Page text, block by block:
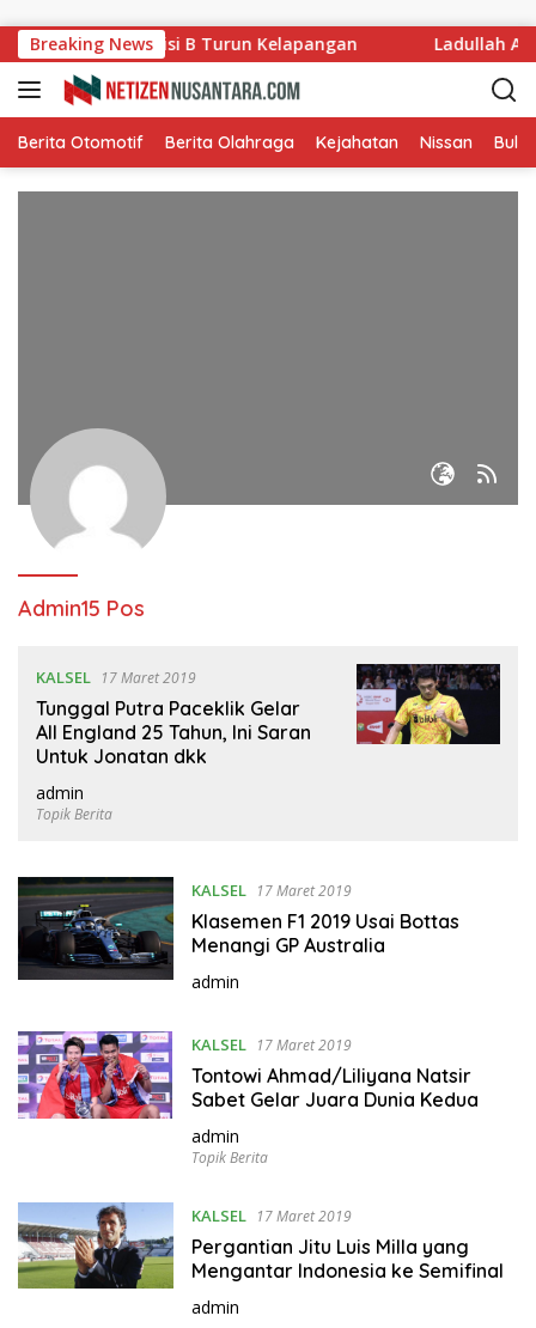
Breaking News
Ladang, Komisi B Turun Kelapangan Ladullah
Berita Otomotif Berita Olahraga Kejahatan Nissan
Admin15 Pos
KALSEL 17 Maret 2019
Tunggal Putra Paceklik Gelar
All England 25 Tahun, Ini Saran
Untuk Jonatan dkk
admin
Topik Berita
KALSEL 17 Maret 2019
Klasemen F1 2019 Usai Bottas
Menangi GP Australia
admin
KALSEL 17 Maret 2019
Tontowi Ahmad/Liliyana Natsir
Sabet Gelar Juara Dunia Kedua
admin
Topik Berita
KALSEL 17 Maret 2019
Pergantian Jitu Luis Milla yang
Mengantar Indonesia ke Semifinal
admin